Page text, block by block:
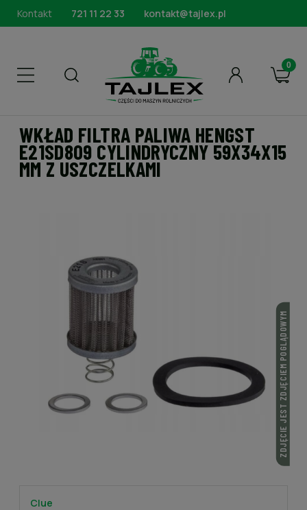
Kontakt 721 11 22 33 kontakt@tajlex.pl
WKŁAD FILTRA PALIWA HENGST
E21SD809 CYLINDRYCZNY 59X34X15
MM Z USZCZELKAMI
ZDJĘCIE JEST ZDJĘCIEM POGLĄDOWYM
Clue